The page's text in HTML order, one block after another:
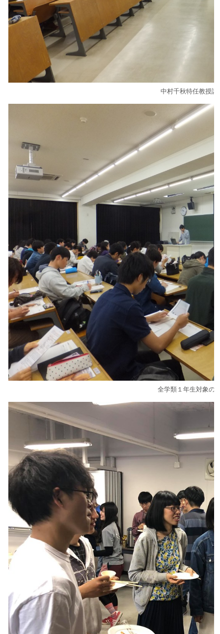
中村千秋特任教授講
全学類１年生対象の